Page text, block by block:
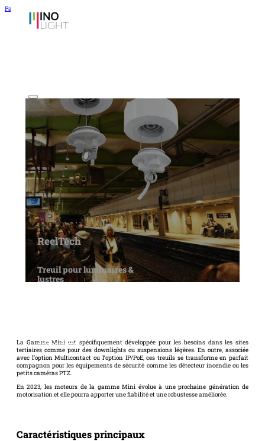
Passer au contenu principal
ReelTech
Treuil pour luminaires &
lustres
Jusqu'à 5kg
La Gamme Mini est spécifiquement développée pour les besoins dans les sites
tertiaires comme pour des downlights ou suspensions légères. En outre, associée
avec l’option Multicontact ou l’option IP/PoE, ces treuils se transforme en parfait
compagnon pour les équipements de sécurité comme les détecteur incendie ou les
petits caméras PTZ.
En 2023, les moteurs de la gamme Mini évolue à une prochaine génération de
motorisation et elle pourra apporter une fiabilité et une robustesse améliorée.
Caractéristiques principaux